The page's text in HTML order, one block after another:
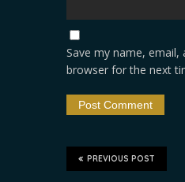
Save my name, email,
browser for the next
PREVIOUS POST